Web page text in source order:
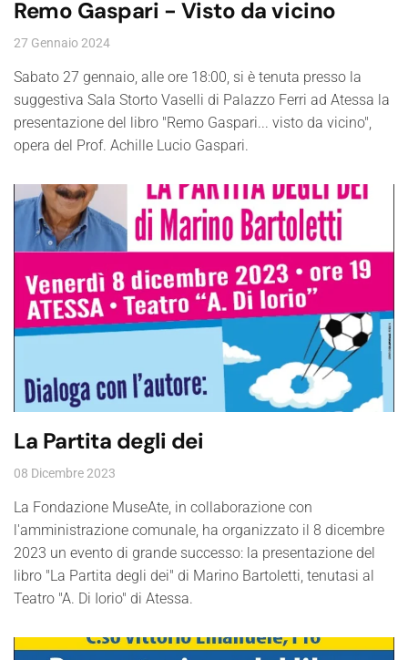
Remo Gaspari - Visto da vicino
27 Gennaio 2024
Sabato 27 gennaio, alle ore 18:00, si è tenuta presso la
suggestiva Sala Storto Vaselli di Palazzo Ferri ad Atessa la
presentazione del libro "Remo Gaspari... visto da vicino",
opera del Prof. Achille Lucio Gaspari.
La Partita degli dei
08 Dicembre 2023
La Fondazione MuseAte, in collaborazione con
l'amministrazione comunale, ha organizzato il 8 dicembre
2023 un evento di grande successo: la presentazione del
libro "La Partita degli dei" di Marino Bartoletti, tenutasi al
Teatro "A. Di Iorio" di Atessa.